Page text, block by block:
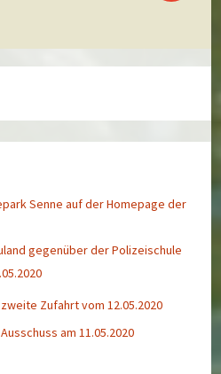
Senne auf der Homepage der
gegenüber der Polizeischule
Zufahrt vom 12.05.2020
am 11.05.2020